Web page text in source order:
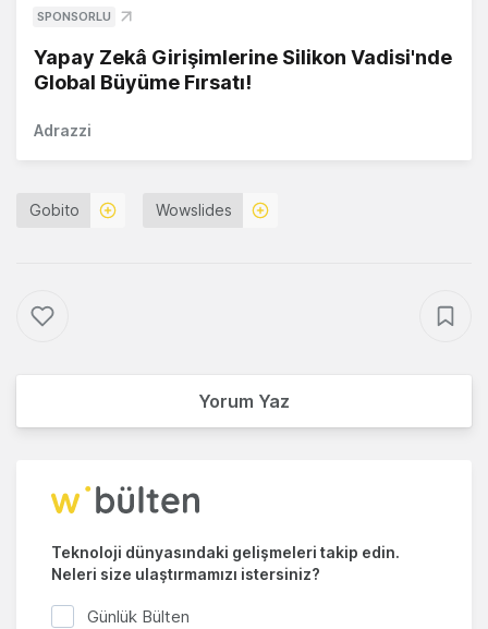
SPONSORLU
Yapay Zekâ Girişimlerine Silikon Vadisi'nde
Global Büyüme Fırsatı!
Adrazzi
Gobito Wowslides
Yorum Yaz
Teknoloji dünyasındaki gelişmeleri takip edin.
Neleri size ulaştırmamızı istersiniz?
Günlük Bülten